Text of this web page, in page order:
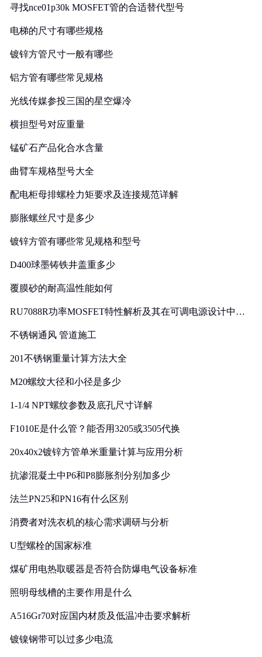
寻找nce01p30k MOSFET管的合适替代型号
电梯的尺寸有哪些规格
镀锌方管尺寸一般有哪些
铝方管有哪些常见规格
光线传媒参投三国的星空爆冷
横担型号对应重量
锰矿石产品化合水含量
曲臂车规格型号大全
配电柜母排螺栓力矩要求及连接规范详解
膨胀螺丝尺寸是多少
镀锌方管有哪些常见规格和型号
D400球墨铸铁井盖重多少
覆膜砂的耐高温性能如何
RU7088R功率MOSFET特性解析及其在可调电源设计中的
不锈钢通风 管道施工
201不锈钢重量计算方法大全
M20螺纹大径和小径是多少
1-1/4 NPT螺纹参数及底孔尺寸详解
F1010E是什么管？能否用3205或3505代换
20x40x2镀锌方管单米重量计算与应用分析
抗渗混凝土中P6和P8膨胀剂分别加多少
法兰PN25和PN16有什么区别
消费者对洗衣机的核心需求调研与分析
U型螺栓的国家标准
煤矿用电热取暖器是否符合防爆电气设备标准
照明母线槽的主要作用是什么
A516Gr70对应国内材质及低温冲击要求解析
镀镍钢带可以过多少电流